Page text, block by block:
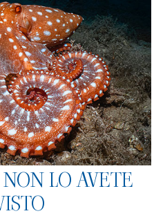
LO AVETE